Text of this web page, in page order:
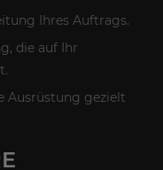
Ihres Auftrags.
die auf Ihr
Ausrüstung gezielt